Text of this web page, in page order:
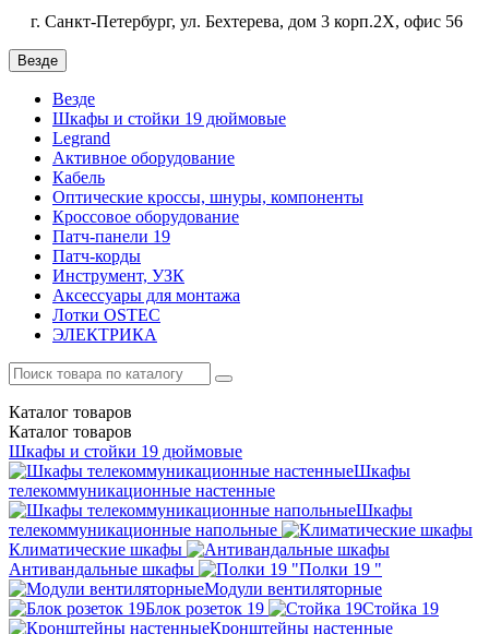
г. Санкт-Петербург, ул. Бехтерева, дом 3 корп.2X, офис 56
Везде
Везде
Шкафы и стойки 19 дюймовые
Legrand
Активное оборудование
Кабель
Оптические кроссы, шнуры, компоненты
Кроссовое оборудование
Патч-панели 19
Патч-корды
Инструмент, УЗК
Аксессуары для монтажа
Лотки OSTEC
ЭЛЕКТРИКА
Каталог товаров
Каталог товаров
Шкафы и стойки 19 дюймовые
Шкафы
телекоммуникационные настенные
Шкафы
телекоммуникационные напольные
Климатические шкафы
Антивандальные шкафы
Полки 19 "
Модули вентиляторные
Блок розеток 19
Стойка 19
Кронштейны настенные